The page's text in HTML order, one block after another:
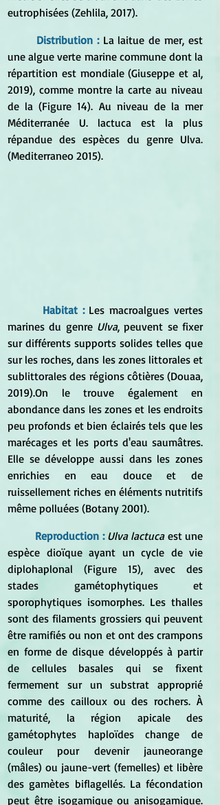
eutrophisées (Zehlila, 2017).
Distribution : La laitue de mer, est
une algue verte marine commune dont la
répartition est mondiale (Giuseppe et al,
2019), comme montre la carte au niveau
de la (Figure 14). Au niveau de la mer
Méditerranée U. lactuca est la plus
répandue des espèces du genre Ulva.
(Mediterraneo 2015).
Habitat : Les macroalgues vertes
marines du genre Ulva, peuvent se fixer
sur différents supports solides telles que
sur les roches, dans les zones littorales et
sublittorales des régions côtières (Douaa,
2019).On le trouve également en
abondance dans les zones et les endroits
peu profonds et bien éclairés tels que les
marécages et les ports d'eau saumâtres.
Elle se développe aussi dans les zones
enrichies en eau douce et de
ruissellement riches en éléments nutritifs
même polluées (Botany 2001).
Reproduction : Ulva lactuca est une
espèce dioïque ayant un cycle de vie
diplohaplonal (Figure 15), avec des
stades gamétophytiques et
sporophytiques isomorphes. Les thalles
sont des filaments grossiers qui peuvent
être ramifiés ou non et ont des crampons
en forme de disque développés à partir
de cellules basales qui se fixent
fermement sur un substrat approprié
comme des cailloux ou des rochers. À
maturité, la région apicale des
gamétophytes haploïdes change de
couleur pour devenir jauneorange
(mâles) ou jaune-vert (femelles) et libère
des gamètes biflagellés. La fécondation
peut être isogamique ou anisogamique.